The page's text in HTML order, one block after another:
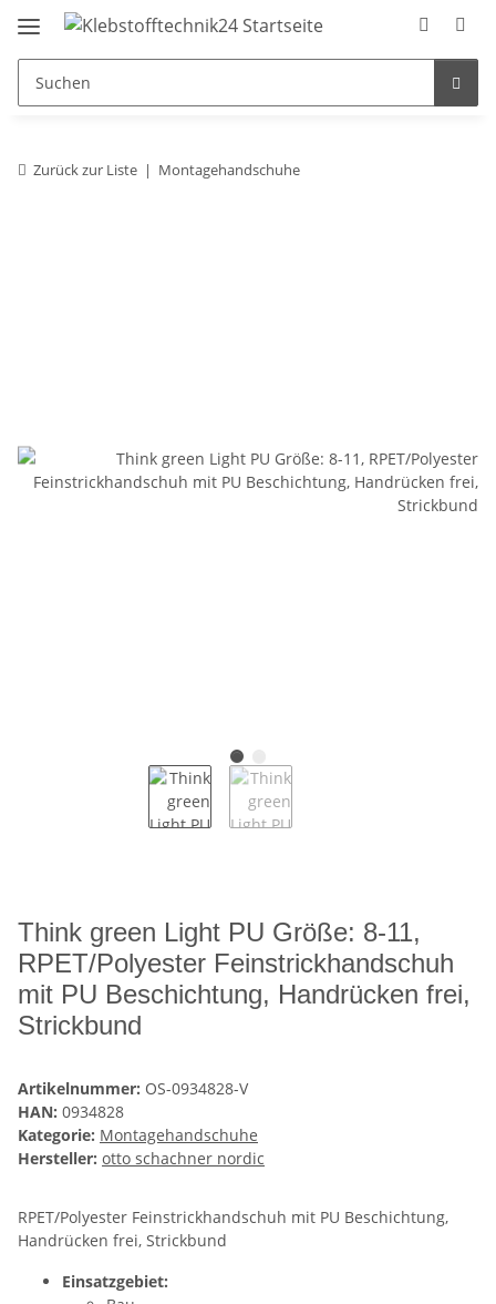
Zurück zur Liste Montagehandschuhe
Think green Light PU Größe: 8-11,
RPET/Polyester Feinstrickhandschuh
mit PU Beschichtung, Handrücken frei,
Strickbund
Artikelnummer: OS-0934828-V
HAN: 0934828
Kategorie: Montagehandschuhe
Hersteller: otto schachner nordic
RPET/Polyester Feinstrickhandschuh mit PU Beschichtung,
Handrücken frei, Strickbund
Einsatzgebiet: